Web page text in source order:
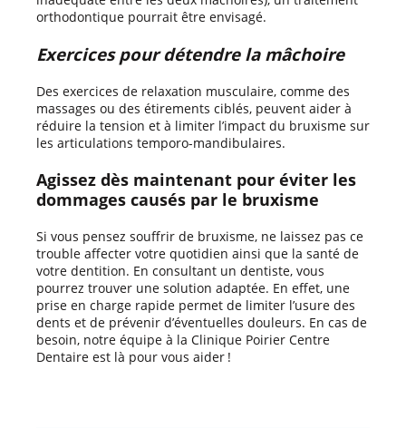
orthodontique pourrait être envisagé.
Exercices pour détendre la mâchoire
Des exercices de relaxation musculaire, comme des
massages ou des étirements ciblés, peuvent aider à
réduire la tension et à limiter l’impact du bruxisme sur
les articulations temporo-mandibulaires.
Agissez dès maintenant pour éviter les
dommages causés par le bruxisme
Si vous pensez souffrir de bruxisme, ne laissez pas ce
trouble affecter votre quotidien ainsi que la santé de
votre dentition. En consultant un dentiste, vous
pourrez trouver une solution adaptée. En effet, une
prise en charge rapide permet de limiter l’usure des
dents et de prévenir d’éventuelles douleurs. En cas de
besoin, notre équipe à la Clinique Poirier Centre
Dentaire est là pour vous aider !